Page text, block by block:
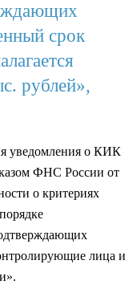
срок
рублей»,
уведомления о КИК
ФНС России от
о критериях
лица и